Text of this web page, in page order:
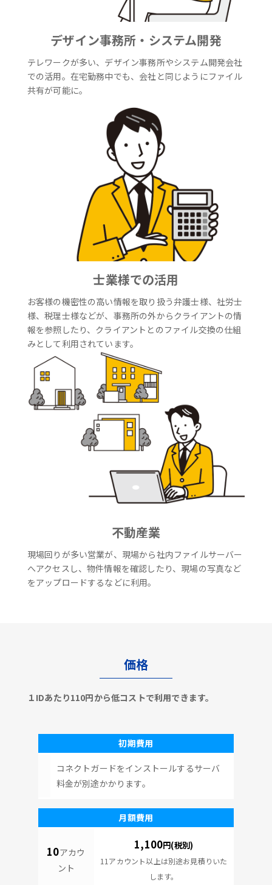
デザイン事務所・システム開発
テレワークが多い、デザイン事務所やシステム開発会社
での活用。在宅勤務中でも、会社と同じようにファイル
共有が可能に。
士業様での活用
お客様の機密性の高い情報を取り扱う弁護士様、社労士
様、税理士様などが、事務所の外からクライアントの情
報を参照したり、クライアントとのファイル交換の仕組
みとして利用されています。
不動産業
現場回りが多い営業が、現場から社内ファイルサーバー
へアクセスし、物件情報を確認したり、現場の写真など
をアップロードするなどに利用。
価格
１IDあたり110円から低コストで利用できます。
初期費用
コネクトガードをインストールするサーバ
料金が別途かかります。
月額費用
10アカウ
ント
1,100円(税別)
11アカウント以上は別途お見積りいた
します。